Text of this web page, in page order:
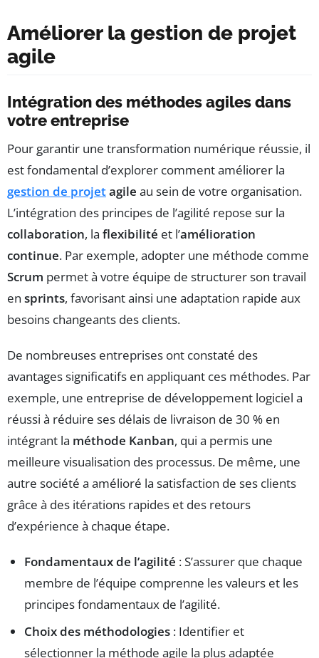
Améliorer la gestion de projet
agile
Intégration des méthodes agiles dans
votre entreprise
Pour garantir une transformation numérique réussie, il
est fondamental d’explorer comment améliorer la
gestion de projetagile au sein de votre organisation.
L’intégration des principes de l’agilité repose sur la
collaboration, la flexibilité et l’amélioration
continue. Par exemple, adopter une méthode comme
Scrum permet à votre équipe de structurer son travail
en sprints, favorisant ainsi une adaptation rapide aux
besoins changeants des clients.
De nombreuses entreprises ont constaté des
avantages significatifs en appliquant ces méthodes. Par
exemple, une entreprise de développement logiciel a
réussi à réduire ses délais de livraison de 30 % en
intégrant la méthode Kanban, qui a permis une
meilleure visualisation des processus. De même, une
autre société a amélioré la satisfaction de ses clients
grâce à des itérations rapides et des retours
d’expérience à chaque étape.
Fondamentaux de l’agilité : S’assurer que chaque
membre de l’équipe comprenne les valeurs et les
principes fondamentaux de l’agilité.
Choix des méthodologies : Identifier et
sélectionner la méthode agile la plus adaptée